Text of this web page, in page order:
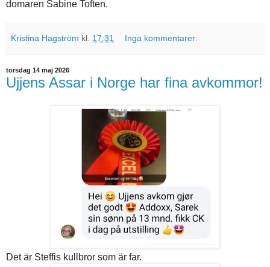
domaren Sabine Toften.
Kristina Hagström kl. 17:31 Inga kommentarer:
torsdag 14 maj 2026
Ujjens Assar i Norge har fina avkommor!
Det är Steffis kullbror som är far.